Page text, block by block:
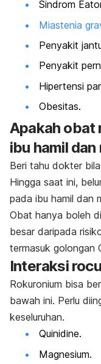
Sindrom
Miastenia
Penyakit
Penyakit
Hipertensi
Obesitas.
Apakah obat
ibu hamil
Beri tahu dokter
Hingga saat ini,
pada ibu hamil dan
Obat hanya boleh
besar daripada
termasuk golongan
Interaksi
Rokuronium bisa
bawah ini. Perlu
keseluruhan.
Quinidine.
Magnesium.